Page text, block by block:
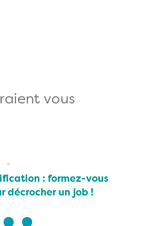
vous
: formez-vous
décrocher un job !